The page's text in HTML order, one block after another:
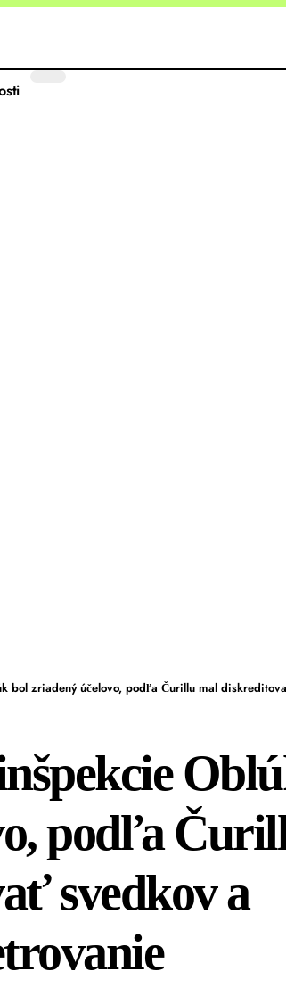
účelovo, podľa Čurillu mal diskreditovať svedkov a
podľa
svedkov a